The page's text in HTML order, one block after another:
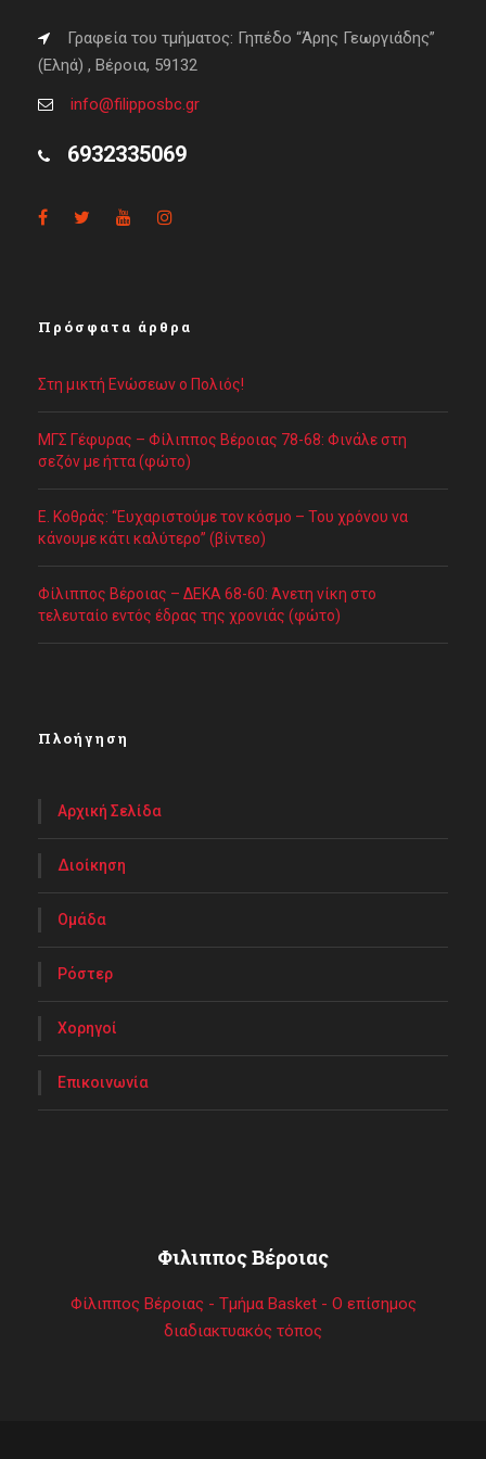
Γραφεία του τμήματος: Γηπέδο “Άρης Γεωργιάδης”
(Εληά) , Βέροια, 59132
info@filipposbc.gr
6932335069
Πρόσφατα άρθρα
Στη μικτή Ενώσεων ο Πολιός!
ΜΓΣ Γέφυρας – Φίλιππος Βέροιας 78-68: Φινάλε στη
σεζόν με ήττα (φώτο)
Ε. Κοθράς: “Ευχαριστούμε τον κόσμο – Του χρόνου να
κάνουμε κάτι καλύτερο” (βίντεο)
Φίλιππος Βέροιας – ΔΕΚΑ 68-60: Άνετη νίκη στο
τελευταίο εντός έδρας της χρονιάς (φώτο)
Πλοήγηση
Αρχική Σελίδα
Διοίκηση
Ομάδα
Ρόστερ
Χορηγοί
Επικοινωνία
Φιλιππος Βέροιας
Φίλιππος Βέροιας - Τμήμα Basket - Ο επίσημος
διαδιακτυακός τόπος